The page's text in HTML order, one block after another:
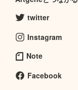
twitter
Instagram
Note
Facebook